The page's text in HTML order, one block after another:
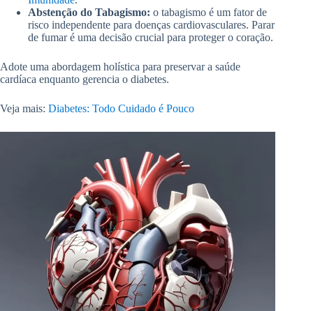
Abstenção do Tabagismo: o tabagismo é um fator de
risco independente para doenças cardiovasculares. Parar
de fumar é uma decisão crucial para proteger o coração.
Adote uma abordagem holística para preservar a saúde
cardíaca enquanto gerencia o diabetes.
Veja mais: Diabetes: Todo Cuidado é Pouco